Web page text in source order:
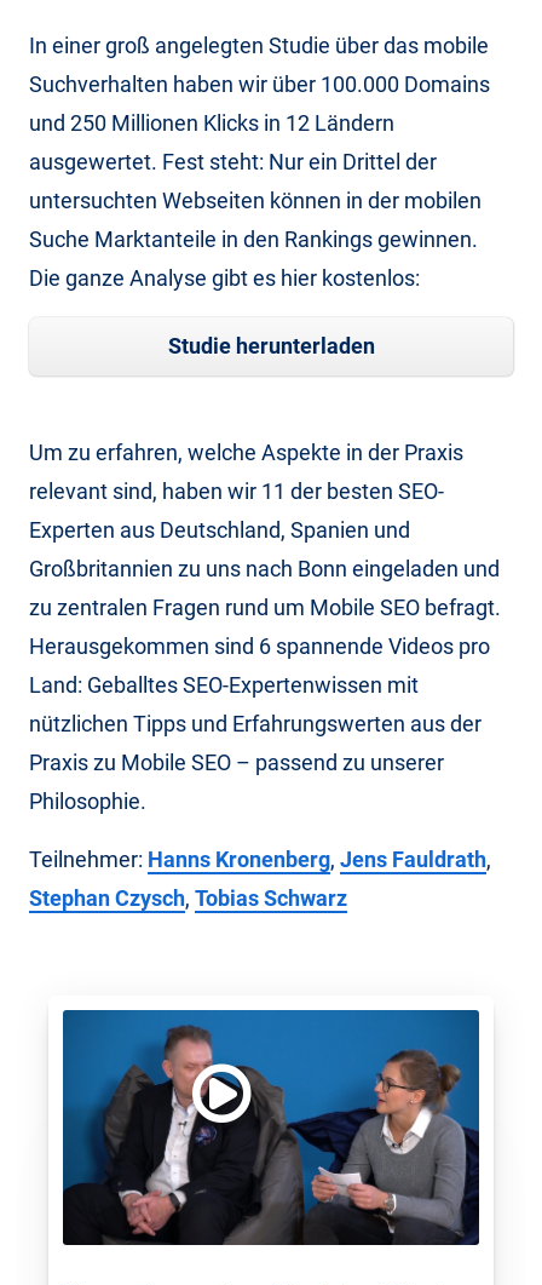
In einer groß angelegten Studie über das mobile
Suchverhalten haben wir über 100.000 Domains
und 250 Millionen Klicks in 12 Ländern
ausgewertet. Fest steht: Nur ein Drittel der
untersuchten Webseiten können in der mobilen
Suche Marktanteile in den Rankings gewinnen.
Die ganze Analyse gibt es hier kostenlos:
Studie herunterladen
Um zu erfahren, welche Aspekte in der Praxis
relevant sind, haben wir 11 der besten SEO-
Experten aus Deutschland, Spanien und
Großbritannien zu uns nach Bonn eingeladen und
zu zentralen Fragen rund um Mobile SEO befragt.
Herausgekommen sind 6 spannende Videos pro
Land: Geballtes SEO-Expertenwissen mit
nützlichen Tipps und Erfahrungswerten aus der
Praxis zu Mobile SEO – passend zu unserer
Philosophie.
Teilnehmer: Hanns Kronenberg, Jens Fauldrath,
Stephan Czysch, Tobias Schwarz